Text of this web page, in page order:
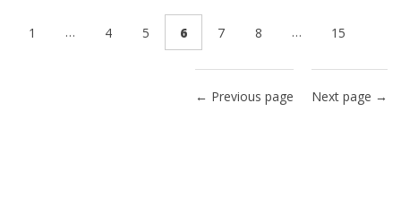
1 … 4 5 6 7 8 … 15
← Previous page Next page →